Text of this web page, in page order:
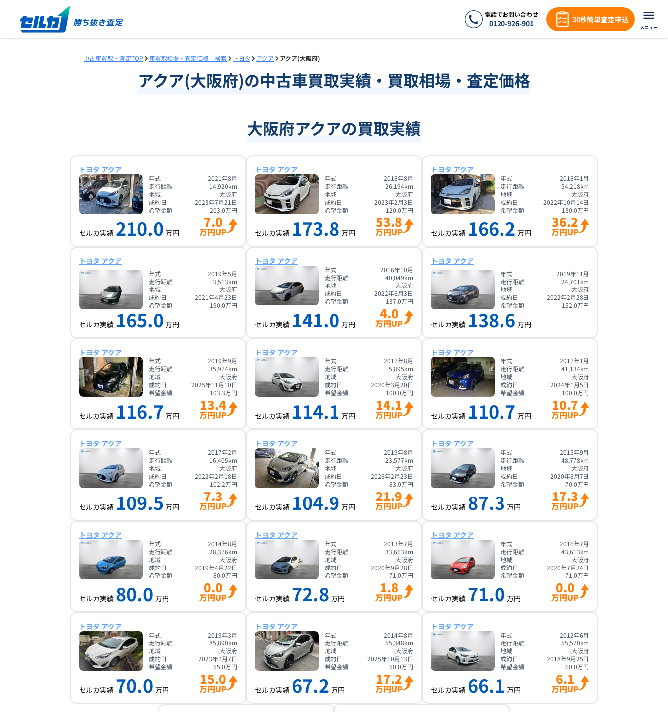
電話でお問い合わせ
0120-926-901 30秒簡単査定申込
メニュー
中古車買取・査定TOP 車買取相場・査定価格 検索 トヨタ アクア アクア(大阪府)
アクア(大阪府)の中古車買取実績・買取相場・査定価格
大阪府アクアの買取実績
トヨタ アクア
年式
2021年8月
走行距離
14,920km
地域
大阪府
成約日
2023年7月21日
希望金額
203.0万円
セルカ実績 210.0 万円
7.0
万円UP
トヨタ アクア
年式
2018年8月
走行距離
26,194km
地域
大阪府
成約日
2023年2月3日
希望金額
120.0万円
セルカ実績 173.8 万円
53.8
万円UP
トヨタ アクア
年式
2018年1月
走行距離
54,218km
地域
大阪府
成約日
2022年10月14日
希望金額
130.0万円
セルカ実績 166.2 万円
36.2
万円UP
トヨタ アクア
年式
2019年5月
走行距離
3,513km
地域
大阪府
成約日
2021年4月23日
希望金額
190.0万円
セルカ実績 165.0 万円
トヨタ アクア
年式
2016年10月
走行距離
40,049km
地域
大阪府
成約日
2022年6月3日
希望金額
137.0万円
セルカ実績 141.0 万円
4.0
万円UP
トヨタ アクア
年式
2019年11月
走行距離
24,701 km
地域
大阪府
成約日
2022年2月28日
希望金額
152.0万円
セルカ実績 138.6 万円
トヨタ アクア
年式
2019年9月
走行距離
35,974km
地域
大阪府
成約日
2025年11月10日
希望金額
103.3万円
セルカ実績 116.7 万円
13.4
万円UP
トヨタ アクア
年式
2017年8月
走行距離
5,895km
地域
大阪府
成約日
2020年3月20日
希望金額
100.0万円
セルカ実績 114.1 万円
14.1
万円UP
トヨタ アクア
年式
2017年1月
走行距離
41,134km
地域
大阪府
成約日
2024年1月5日
希望金額
100.0万円
セルカ実績 110.7 万円
10.7
万円UP
トヨタ アクア
年式
2017年2月
走行距離
16,405km
地域
大阪府
成約日
2022年2月18日
希望金額
102.2万円
セルカ実績 109.5 万円
7.3
万円UP
トヨタ アクア
年式
2019年8月
走行距離
23,577km
地域
大阪府
成約日
2026年2月23日
希望金額
83.0万円
セルカ実績 104.9 万円
21.9
万円UP
トヨタ アクア
年式
2015年9月
走行距離
48,778km
地域
大阪府
成約日
2020年8月7日
希望金額
70.0万円
セルカ実績 87.3 万円
17.3
万円UP
トヨタ アクア
年式
2014年8月
走行距離
28,376km
地域
大阪府
成約日
2019年4月22日
希望金額
80.0万円
セルカ実績 80.0 万円
0.0
万円UP
トヨタ アクア
年式
2013年7月
走行距離
33,663km
地域
大阪府
成約日
2020年9月28日
希望金額
71.0万円
セルカ実績 72.8 万円
1.8
万円UP
トヨタ アクア
年式
2016年7月
走行距離
43,613km
地域
大阪府
成約日
2020年7月24日
希望金額
71.0万円
セルカ実績 71.0 万円
0.0
万円UP
トヨタ アクア
年式
2019年3月
走行距離
85,890km
地域
大阪府
成約日
2023年7月7日
希望金額
55.0万円
セルカ実績 70.0 万円
15.0
万円UP
トヨタ アクア
年式
2014年8月
走行距離
55,348km
地域
大阪府
成約日
2025年10月13日
希望金額
50.0万円
セルカ実績 67.2 万円
17.2
万円UP
トヨタ アクア
年式
2012年6月
走行距離
55,570km
地域
大阪府
成約日
2018年9月25日
希望金額
60.0万円
セルカ実績 66.1 万円
6.1
万円UP